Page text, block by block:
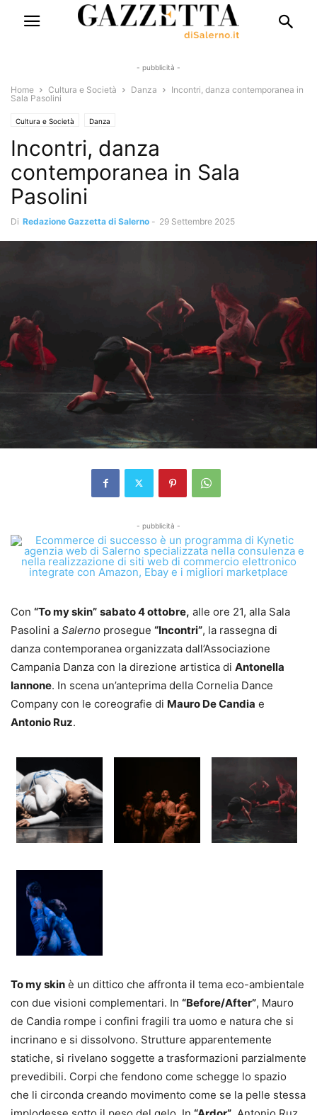
- pubblicità -
Home Cultura e Società Danza
Incontri, danza contemporanea in
Sala Pasolini
Cultura e Società Danza
Incontri, danza
contemporanea in Sala
Pasolini
Di Redazione Gazzetta di Salerno - 29 Settembre 2025
- pubblicità -
Con “To my skin” sabato 4 ottobre, alle ore 21, alla Sala
Pasolini a Salerno prosegue “Incontri”, la rassegna di
danza contemporanea organizzata dall’Associazione
Campania Danza con la direzione artistica di Antonella
Iannone. In scena un’anteprima della Cornelia Dance
Company con le coreografie di Mauro De Candia e
Antonio Ruz.
To my skin è un dittico che affronta il tema eco-ambientale
con due visioni complementari. In “Before/After”, Mauro
de Candia rompe i confini fragili tra uomo e natura che si
incrinano e si dissolvono. Strutture apparentemente
statiche, si rivelano soggette a trasformazioni parzialmente
prevedibili. Corpi che fendono come schegge lo spazio
che li circonda creando movimento come se la pelle stessa